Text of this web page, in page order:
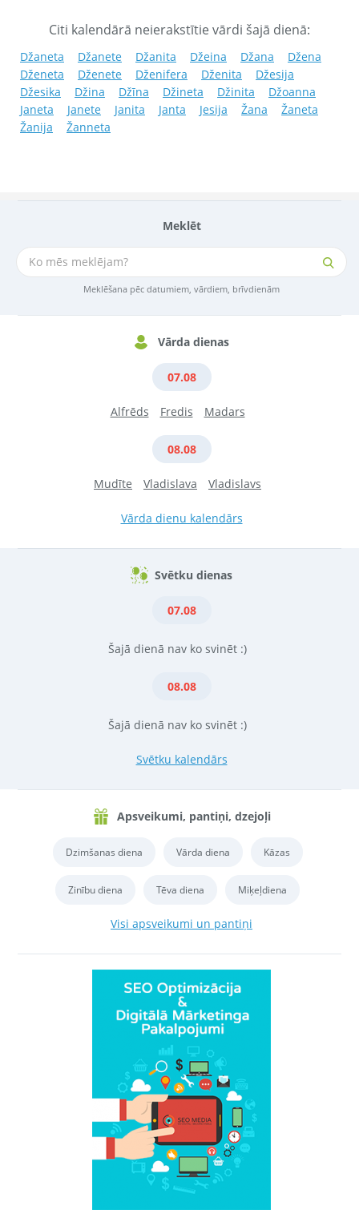
Meklēt
Meklēšana pēc datumiem, vārdiem, brīvdienām
Vārda dienas
07.08
Alfrēds Fredis Madars
08.08
Mudīte Vladislava Vladislavs
Vārda dienu kalendārs
Svētku dienas
07.08
Šajā dienā nav ko svinēt :)
08.08
Šajā dienā nav ko svinēt :)
Svētku kalendārs
Apsveikumi, pantiņi, dzejoļi
Dzimšanas diena Vārda diena Kāzas
Zinību diena Tēva diena Miķeļdiena
Visi apsveikumi un pantiņi
Citi kalendārā neierakstītie vārdi šajā dienā:
Džaneta Džanete Džanita Džeina Džana
Džena
Dženeta
Dženete Dženifera Dženita
Džesija
Džesika
Džina Džīna Džineta Džinita
Džoanna
Janeta
Janete Janita Janta Jesija Žana
Žaneta
Žanija
Žanneta